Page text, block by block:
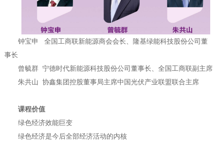
钟宝申 全国工商联新能源商会会长、隆基绿能科技股份公司董
事长
曾毓群 宁德时代新能源科技股份公司董事长、全国工商联副主席
朱共山 协鑫集团控股董事局主席中国光伏产业联盟联合主席
课程价值
绿色经济效能巨变
绿色经济是今后全部经济活动的内核